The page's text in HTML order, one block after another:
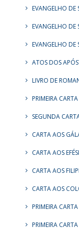
EVANGELHO DE
EVANGELHO DE
EVANGELHO DE
ATOS DOS
LIVRO DE
PRIMEIRA
SEGUNDA
CARTA AOS
CARTA AOS
CARTA AOS
CARTA AOS
PRIMEIRA
PRIMEIRA